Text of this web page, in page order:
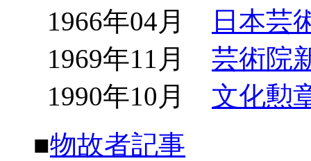
1966年04月
日本芸
1969年11月 芸術院
1990年10月 文化勲
■物故者記事